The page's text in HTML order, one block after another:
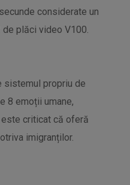
considerate un
plăci video V100.
sistemul propriu de
8 emoții umane,
criticat că oferă
imigranților.